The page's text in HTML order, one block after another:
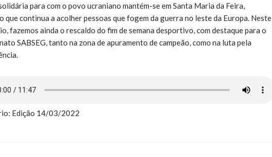
para com o povo ucraniano mantém-se em Santa Maria da Feira,
que continua a acolher pessoas que fogem da guerra no leste da Europa. Neste
fazemos ainda o rescaldo do fim de semana desportivo, com destaque para o
SABSEG, tanto na zona de apuramento de campeão, como na luta pela
Edição 14/03/2022